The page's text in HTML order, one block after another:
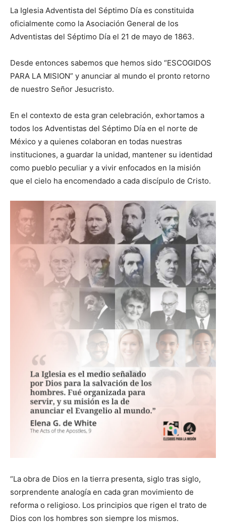
La Iglesia Adventista del Séptimo Día es constituida
oficialmente como la Asociación General de los
Adventistas del Séptimo Día el 21 de mayo de 1863.
Desde entonces sabemos que hemos sido “ESCOGIDOS
PARA LA MISION” y anunciar al mundo el pronto retorno
de nuestro Señor Jesucristo.
En el contexto de esta gran celebración, exhortamos a
todos los Adventistas del Séptimo Día en el norte de
México y a quienes colaboran en todas nuestras
instituciones, a guardar la unidad, mantener su identidad
como pueblo peculiar y a vivir enfocados en la misión
que el cielo ha encomendado a cada discípulo de Cristo.
“La obra de Dios en la tierra presenta, siglo tras siglo,
sorprendente analogía en cada gran movimiento de
reforma o religioso. Los principios que rigen el trato de
Dios con los hombres son siempre los mismos.